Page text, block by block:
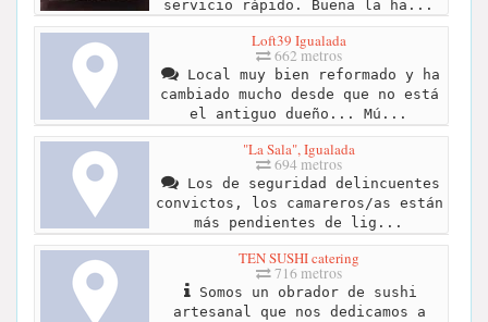
servicio rápido. Buena la ha...
Loft39 Igualada
662 metros
Local muy bien reformado y ha
cambiado mucho desde que no está
el antiguo dueño... Mú...
"La Sala", Igualada
694 metros
Los de seguridad delincuentes
convictos, los camareros/as están
más pendientes de lig...
TEN SUSHI catering
716 metros
Somos un obrador de sushi
artesanal que nos dedicamos a